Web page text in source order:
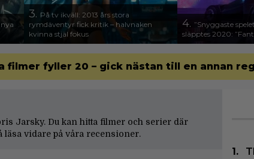
3. På tv ikväll: 2013 års stora
rymdäventyr fick kritik – halvnaken
kvinna stjäl fokus
4. ”Snyggaste
släpptes 2020:
filmer fyller 20 – gick nästan till en annan
Jarsky. Du kan hitta filmer och serier där
vidare på våra recensioner.